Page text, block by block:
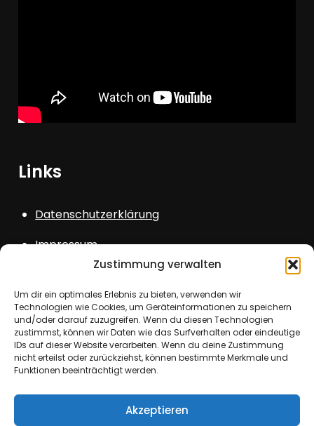
Zustimmung verwalten
Um dir ein optimales Erlebnis zu bieten, verwenden wir
Technologien wie Cookies, um Geräteinformationen zu speichern
und/oder darauf zuzugreifen. Wenn du diesen Technologien
zustimmst, können wir Daten wie das Surfverhalten oder eindeutige
IDs auf dieser Website verarbeiten. Wenn du deine Zustimmung
nicht erteilst oder zurückziehst, können bestimmte Merkmale und
Funktionen beeinträchtigt werden.
Akzeptieren
Links
Datenschutzerklärung
Impressum
Login
Copyright © All rights reserved. Theme Kids
Creativ Themes